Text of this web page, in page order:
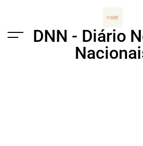
Menu
DNN - Diário